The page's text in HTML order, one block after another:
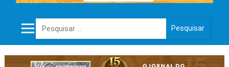
Pesquisar por: